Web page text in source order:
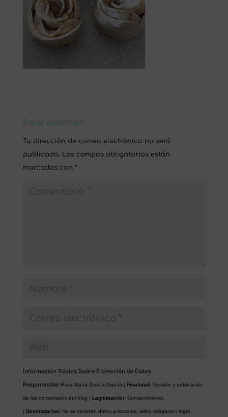
Enviar comentario
Tu dirección de correo electrónico no será
publicada. Los campos obligatorios están
marcados con *
Información Básica Sobre Protección de Datos
Responsable: Rosa María García García | Finalidad: Gestión y publicación
de los comentarios del blog | Legitimación: Consentimiento
| Destinatarios: No se cederán datos a terceros, salvo obligación legal